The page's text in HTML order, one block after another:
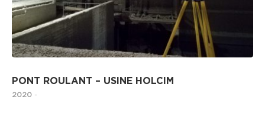
PONT ROULANT – USINE HOLCIM
2020 -